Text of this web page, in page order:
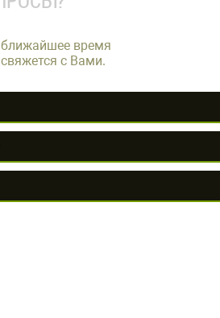
ближайшее время
с Вами.